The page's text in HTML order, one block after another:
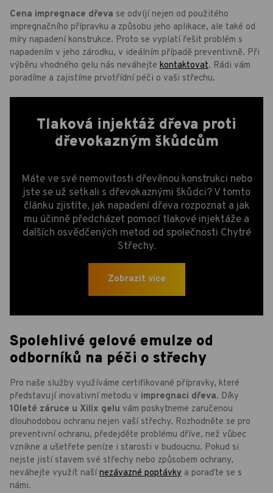
Cena impregnace dřeva se odvíjí nejen od použitého
impregnačního přípravku a způsobu jeho aplikace, ale také od
míry napadení konstrukce. Proto se vyplatí řešit problém s
napadením v jeho zárodku, v ideálním případě preventivně. Při
výběru vhodného gelu nás neváhejte kontaktovat. Rádi vám
poradíme a zajistíme prvotřídní péči o vaši střechu.
Tlaková injektáž dřeva proti
dřevokazným škůdcům
Máte ve své nemovitosti dřevěnou konstrukci nebo
jste se už setkali s dřevokaznými škůdci? V tomto
článku zjistíte, jak napadení dřeva rozpoznat a jak
mu účinně předcházet pomocí tlakové injektáže a
dalších osvědčených metod od společnosti Chytré
Střechy.
Zobrazit více
Spolehlivé gelové emulze od
odborníků na péči o střechy
Pro naše služby využíváme certifikované přípravky, které
představují inovativní metodu v impregnaci dřeva. Díky
10leté záruce u Xilix gelu vám poskytneme zaručenou
dlouhodobou ochranu nejen vaší střechy. Rozhodněte se pro
preventivní ochranu, předejděte problému dříve, než vůbec
vznikne a ušetřete peníze i starosti v budoucnu. Pokud si
nejste jistí stavem své střechy nebo způsobem ochrany,
neváhejte využít naší nezávazné poptávky a poraďte se s
námi.